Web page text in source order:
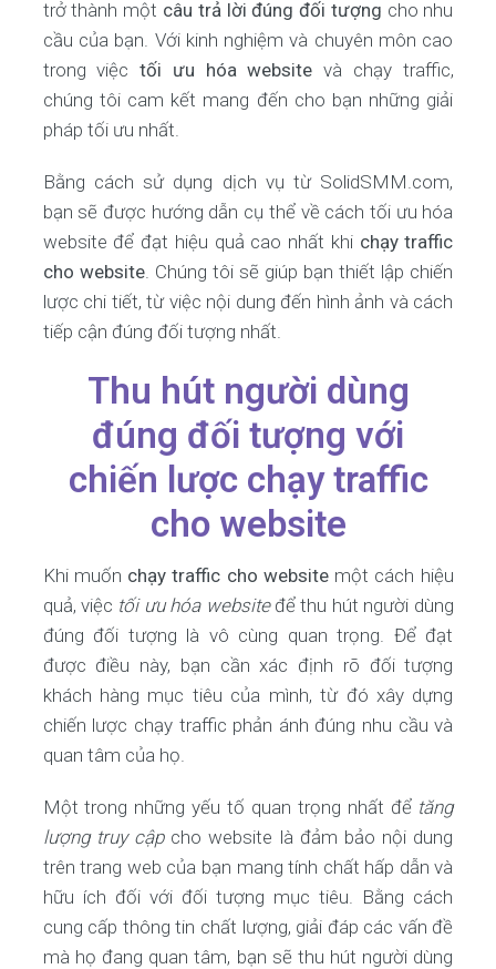
trở thành một câu trả lời đúng đối tượng cho nhu
cầu của bạn. Với kinh nghiệm và chuyên môn cao
trong việctối ưu hóa website và chạy traffic,
chúng tôi cam kết mang đến cho bạn những giải
pháp tối ưu nhất.
Bằng cách sử dụng dịch vụ từ SolidSMM.com,
bạn sẽ được hướng dẫn cụ thể về cách tối ưu hóa
website để đạt hiệu quả cao nhất khi chạy traffic
cho website. Chúng tôi sẽ giúp bạn thiết lập chiến
lược chi tiết, từ việc nội dung đến hình ảnh và cách
tiếp cận đúng đối tượng nhất.
Thu hút người dùng
đúng đối tượng với
chiến lược chạy traffic
cho website
Khi muốn chạy traffic cho websitemột cách hiệu
quả, việc tối ưu hóa websiteđể thu hút người dùng
đúng đối tượng là vô cùng quan trọng. Để đạt
được điều này, bạn cần xác định rõ đối tượng
khách hàng mục tiêu của mình, từ đó xây dựng
chiến lược chạy traffic phản ánh đúng nhu cầu và
quan tâm của họ.
Một trong những yếu tố quan trọng nhất để tăng
lượng truy cậpcho website là đảm bảo nội dung
trên trang web của bạn mang tính chất hấp dẫn và
hữu ích đối với đối tượng mục tiêu. Bằng cách
cung cấp thông tin chất lượng, giải đáp các vấn đề
mà họ đang quan tâm, bạn sẽ thu hút người dùng